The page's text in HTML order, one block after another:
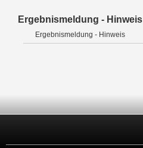
Ergebnismeldung - Hinweis
Ergebnismeldung - Hinweis